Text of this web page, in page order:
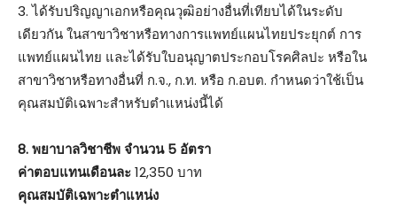
3. ได้รับปริญญาเอกหรือคุณวุฒิอย่างอื่นที่เทียบได้ในระดับ
เดียวกัน ในสาขาวิชาหรือทางการแพทย์แผนไทยประยุกต์ การ
แพทย์แผนไทย และได้รับใบอนุญาตประกอบโรคศิลปะ หรือใน
สาขาวิชาหรือทางอื่นที่ ก.จ., ก.ท. หรือ ก.อบต. กำหนดว่าใช้เป็น
คุณสมบัติเฉพาะสำหรับตำแหน่งนี้ได้
8. พยาบาลวิชาชีพ จำนวน 5 อัตรา
ค่าตอบแทนเดือนละ12,350 บาท
คุณสมบัติเฉพาะตำแหน่ง